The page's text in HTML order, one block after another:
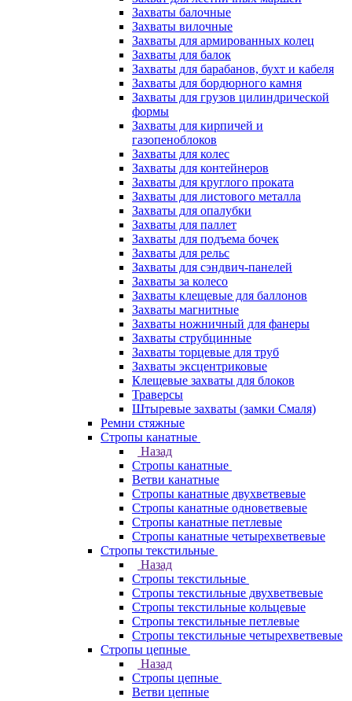
Захваты балочные
Захваты вилочные
Захваты для армированных колец
Захваты для балок
Захваты для барабанов, бухт и кабеля
Захваты для бордюрного камня
Захваты для грузов цилиндрической
формы
Захваты для кирпичей и
газопеноблоков
Захваты для колес
Захваты для контейнеров
Захваты для круглого проката
Захваты для листового металла
Захваты для опалубки
Захваты для паллет
Захваты для подъема бочек
Захваты для рельс
Захваты для сэндвич-панелей
Захваты за колесо
Захваты клещевые для баллонов
Захваты магнитные
Захваты ножничный для фанеры
Захваты струбцинные
Захваты торцевые для труб
Захваты эксцентриковые
Клещевые захваты для блоков
Траверсы
Штыревые захваты (замки Смаля)
Ремни стяжные
Стропы канатные
Назад
Стропы канатные
Ветви канатные
Стропы канатные двухветвевые
Стропы канатные одноветвевые
Стропы канатные петлевые
Стропы канатные четырехветвевые
Стропы текстильные
Назад
Стропы текстильные
Стропы текстильные двухветвевые
Стропы текстильные кольцевые
Стропы текстильные петлевые
Стропы текстильные четырехветвевые
Стропы цепные
Назад
Стропы цепные
Ветви цепные